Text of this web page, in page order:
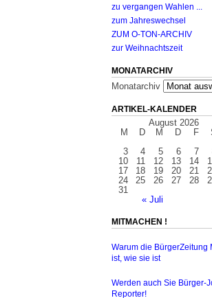
zu vergangen Wahlen ...
zum Jahreswechsel
ZUM O-TON-ARCHIV
zur Weihnachtszeit
MONATARCHIV
Monatarchiv
ARTIKEL-KALENDER
August 2026
M
D M D F
« Juli
3
4 5 6 7
10
11 12 13 14
17
18 19 20 21
24
25 26 27 28
31
MITMACHEN !
Warum die BürgerZeitung
ist, wie sie ist
Werden auch Sie Bürger-
Reporter!